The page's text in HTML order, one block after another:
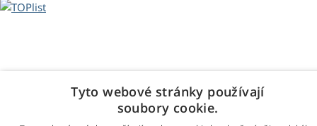
Tyto webové stránky používají
soubory cookie.